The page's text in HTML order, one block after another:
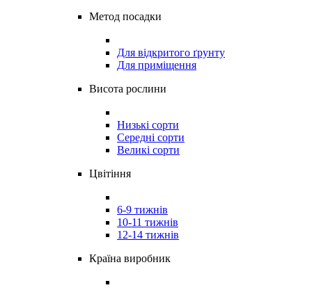
Метод посадки
Для відкритого ґрунту
Для приміщення
Висота рослини
Низькі сорти
Середні сорти
Великі сорти
Цвітіння
6-9 тижнів
10-11 тижнів
12-14 тижнів
Країна виробник